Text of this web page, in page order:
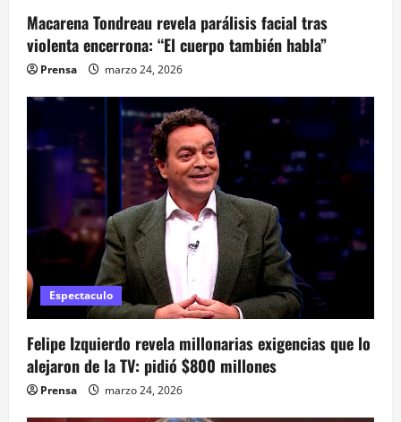
n
t
a
a
s
Macarena Tondreau revela parálisis facial tras
violenta encerrona: “El cuerpo también habla”
Prensa marzo 24, 2026
Espectaculo
Felipe Izquierdo revela millonarias exigencias que lo
alejaron de la TV: pidió $800 millones
Prensa marzo 24, 2026